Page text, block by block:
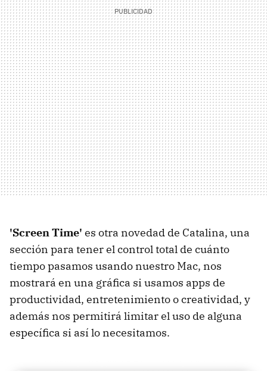
'Screen Time' es otra novedad de Catalina, una
sección para tener el control total de cuánto
tiempo pasamos usando nuestro Mac, nos
mostrará en una gráfica si usamos apps de
productividad, entretenimiento o creatividad, y
además nos permitirá limitar el uso de alguna
específica si así lo necesitamos.